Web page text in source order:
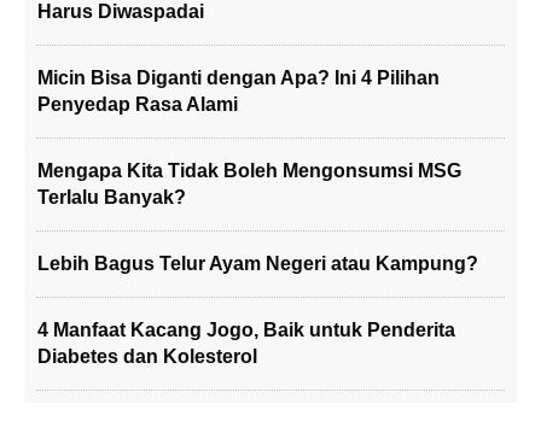
Harus Diwaspadai
Micin Bisa Diganti dengan Apa? Ini 4 Pilihan
Penyedap Rasa Alami
Mengapa Kita Tidak Boleh Mengonsumsi MSG
Terlalu Banyak?
Lebih Bagus Telur Ayam Negeri atau Kampung?
4 Manfaat Kacang Jogo, Baik untuk Penderita
Diabetes dan Kolesterol